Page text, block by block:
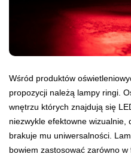
Wśród produktów
propozycji należą lampy ringi.
wnętrzu których znajdują się
niezwykle efektowne wizualnie,
brakuje mu uniwersalności.
bowiem zastosować zarówno